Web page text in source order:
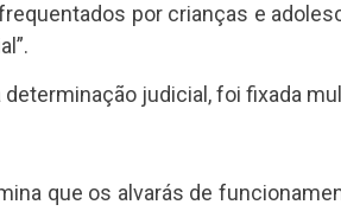
por crianças e
judicial, foi fixada
que os alvarás de